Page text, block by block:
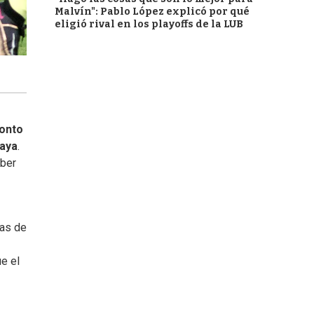
.
de
el
Malvín": Pablo López explicó por qué
eligió rival en los playoffs de la LUB